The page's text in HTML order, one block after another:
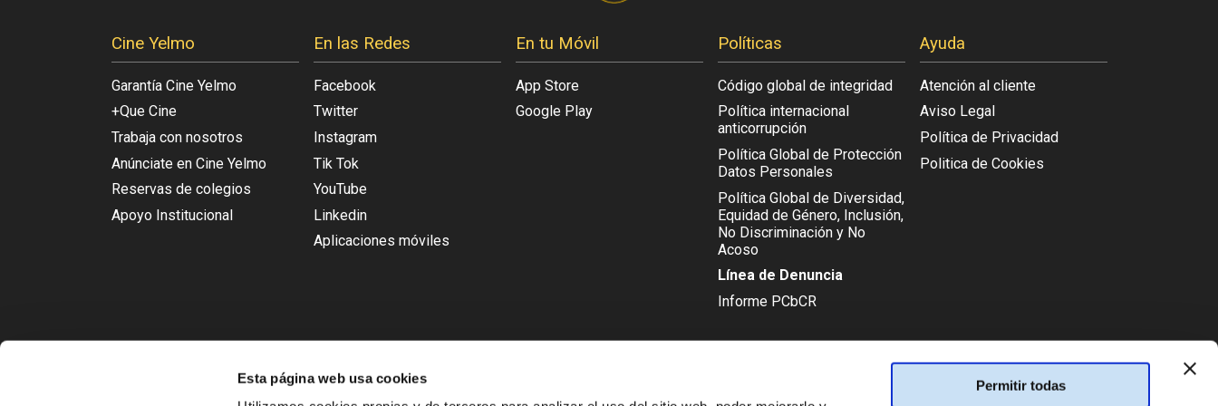
Esta página web usa cookies
Permitir todas
Cine Yelmo
Garantía Cine Yelmo
+Que Cine
Trabaja con nosotros
Anúnciate en Cine Yelmo
Reservas de colegios
Apoyo Institucional
En las Redes
Facebook
Twitter
Instagram
Tik Tok
YouTube
Linkedin
Aplicaciones móviles
En tu Móvil
App Store
Google Play
Políticas
Código global de integridad
Política internacional
anticorrupción
Política Global de Protección
Datos Personales
Política Global de Diversidad,
Equidad de Género, Inclusión,
No Discriminación y No
Acoso
Línea de Denuncia
Informe PCbCR
Ayuda
Atención al cliente
Aviso Legal
Política de Privacidad
Politica de Cookies
ACTIVIDAD FINANCIADA POR LA